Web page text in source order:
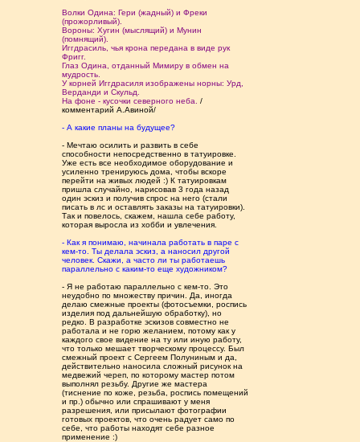
Волки Одина: Гери (жадный) и Фреки
(прожорливый).
Вороны: Хугин (мыслящий) и Мунин
(помнящий).
Иггдрасиль, чья крона передана в виде рук
Фригг.
Глаз Одина, отданный Мимиру в обмен на
мудрость.
У корней Иггдрасиля изображены норны: Урд,
Верданди и Скульд.
На фоне - кусочки северного неба.
/
комментарий А.Авиной/
- А какие планы на будущее?
- Мечтаю осилить и развить в себе
способности непосредственно в татуировке.
Уже есть все необходимое оборудование и
усиленно тренируюсь дома, чтобы вскоре
перейти на живых людей :) К татуировкам
пришла случайно, нарисовав 3 года назад
один эскиз и получив спрос на него (стали
писать в лс и оставлять заказы на татуировки).
Так и повелось, скажем, нашла себе работу,
которая выросла из хобби и увлечения.
- Как я понимаю, начинала работать в паре с
кем-то. Ты делала эскиз, а наносил другой
человек. Скажи, а часто ли ты работаешь
параллельно с каким-то еще художником?
- Я не работаю параллельно с кем-то. Это
неудобно по множеству причин. Да, иногда
делаю смежные проекты (фотосъемки, роспись
изделия под дальнейшую обработку), но
редко. В разработке эскизов совместно не
работала и не горю желанием, потому как у
каждого свое видение на ту или иную работу,
что только мешает творческому процессу. Был
смежный проект с Сергеем Полуниным и да,
действительно наносила сложный рисунок на
медвежий череп, по которому мастер потом
выполнял резьбу. Другие же мастера
(тиснение по коже, резьба, роспись помещений
и пр.) обычно или спрашивают у меня
разрешения, или присылают фотографии
готовых проектов, что очень радует само по
себе, что работы находят себе разное
применение :)